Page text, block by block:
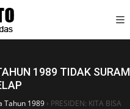
1989 TIDAK SURAM
Tahun 1989› PRESIDEN: KITA BISA